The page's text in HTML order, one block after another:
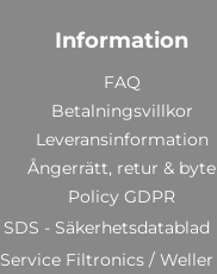
Information
FAQ
Betalningsvillkor
Leveransinformation
Ångerrätt, retur & byte
Policy GDPR
SDS - Säkerhetsdatablad
Service Filtronics / Weller